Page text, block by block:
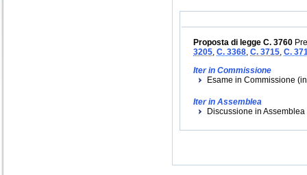
Proposta di legge C. 3760
3205, C. 3368, C. 3715, C.
Iter in Commissione
Esame in Commissione
Iter in Assemblea
Discussione in